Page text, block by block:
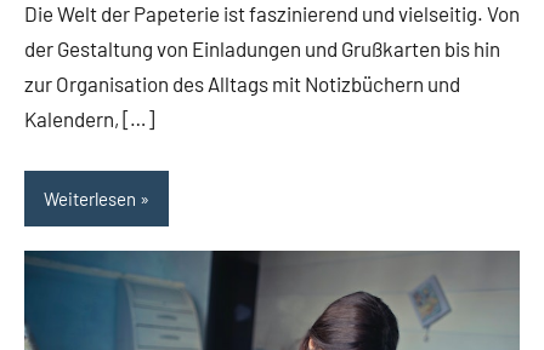
Die Welt der Papeterie ist faszinierend und vielseitig. Von
der Gestaltung von Einladungen und Grußkarten bis hin
zur Organisation des Alltags mit Notizbüchern und
Kalendern, […]
Weiterlesen